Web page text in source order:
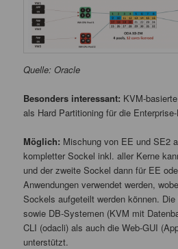
Quelle: Oracle
Besonders interessant: KVM-
als Hard Partitioning für die
Möglich: Mischung von EE und SE2
kompletter Sockel inkl. aller Kerne
und der zweite Sockel dann für EE
Anwendungen verwendet werden,
Sockels aufgeteilt werden können.
sowie DB-Systemen (KVM mit
CLI (odacli) als auch die Web-GUI
unterstützt.